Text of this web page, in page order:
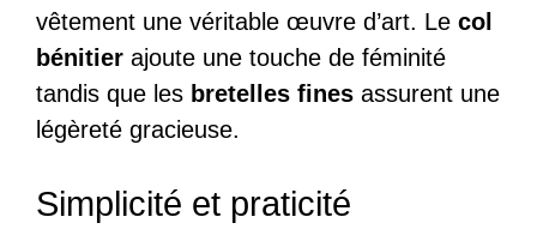
vêtement une véritable œuvre d’art. Le col
bénitier ajoute une touche de féminité
tandis que les bretelles fines assurent une
légèreté gracieuse.
Simplicité et praticité